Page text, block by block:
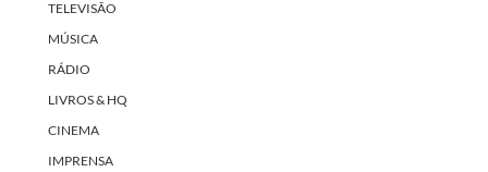
TELEVISÃO
MÚSICA
RÁDIO
LIVROS & HQ
CINEMA
IMPRENSA